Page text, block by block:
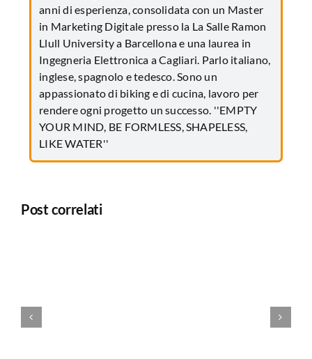
anni di esperienza, consolidata con un Master
in Marketing Digitale presso la La Salle Ramon
Llull University a Barcellona e una laurea in
Ingegneria Elettronica a Cagliari. Parlo italiano,
inglese, spagnolo e tedesco. Sono un
appassionato di biking e di cucina, lavoro per
rendere ogni progetto un successo. ''EMPTY
YOUR MIND, BE FORMLESS, SHAPELESS,
LIKE WATER''
Post correlati